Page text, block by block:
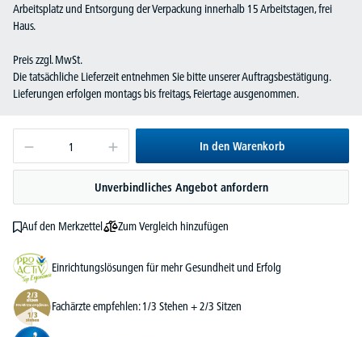
Arbeitsplatz und Entsorgung der Verpackung innerhalb 15 Arbeitstagen, frei
Haus.
Preis zzgl. MwSt.
Die tatsächliche Lieferzeit entnehmen Sie bitte unserer Auftragsbestätigung.
Lieferungen erfolgen montags bis freitags, Feiertage ausgenommen.
In den Warenkorb
Unverbindliches Angebot anfordern
Auf den Merkzettel Zum Vergleich hinzufügen
Einrichtungslösungen für mehr Gesundheit und Erfolg
Fachärzte empfehlen: 1/3 Stehen + 2/3 Sitzen